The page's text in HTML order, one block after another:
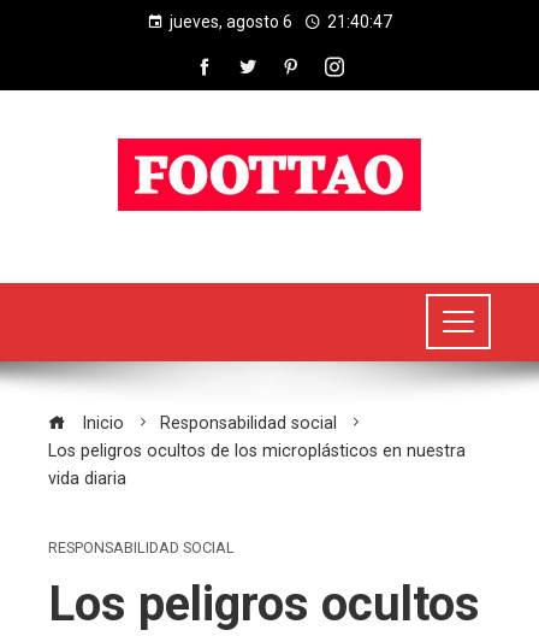
jueves, agosto 6 21:40:47
Inicio
Responsabilidad social
Los peligros ocultos de los microplásticos en nuestra
vida diaria
RESPONSABILIDAD SOCIAL
Los peligros ocultos